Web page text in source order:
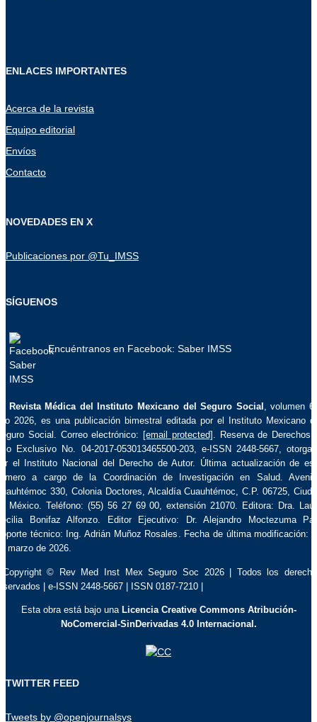
ENLACES IMPORTANTES
Acerca de la revista
Equipo editorial
Envíos
Contacto
NOVEDADES EN X
Publicaciones por @Tu_IMSS
SÍGUENOS
Encuéntranos en Facebook: Saber IMSS
Revista Médica del Instituto Mexicano del Seguro Social , volumen
2026, es una publicación bimestral editada por el Instituto Mexicano
Social. Correo electrónico: [email protected] . Reserva de Derechos
Exclusivo No. 04-2017-053013465500-203, e-ISSN 2448-5667,
el Instituto Nacional del Derecho de Autor. Última actualización de
a cargo de la Coordinación de Investigación en Salud.
330, Colonia Doctores, Alcaldía Cuauhtémoc, C.P. 06725,
México. Teléfono: (55) 56 27 69 00, extensión 21070. Editora: Dra.
Bonifaz Alfonzo. Editor Ejecutivo: Dr. Alejandro Moctezuma
técnico: Ing. Adrián Muñoz Rosales. Fecha de última modificación:
marzo de 2026.
© Rev Med Inst Mex Seguro Soc 2026 | Todos los
| e-ISSN 2448-5667 | ISSN 0187-7210 |
Esta obra está bajo una Licencia Creative Commons Atribución-
NoComercial-SinDerivadas 4.0 Internacional.
TWITTER FEED
Tweets by @openjournalsys